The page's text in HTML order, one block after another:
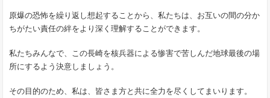
原爆の恐怖を繰り返し想起することから、私たちは、お互いの間の分か
ちがたい責任の絆をより深く理解することができます。
私たちみんなで、この長崎を核兵器による惨害で苦しんだ地球最後の場
所にするよう決意しましょう。
その目的のため、私は、皆さま方と共に全力を尽くしてまいります。